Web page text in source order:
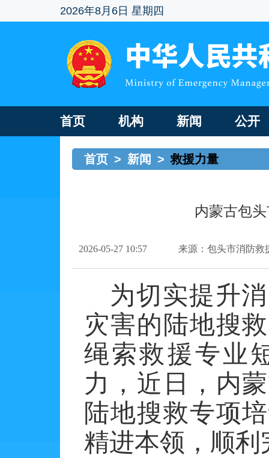
2026年8月6日 星期四
首页 机构 新闻 公开
首页 > 新闻 > 救援力量
内蒙古包
2026-05-27 10:57 来源：包头市消防救
为切实提升
灾害的陆地搜
绳索救援专业
力，近日，内
陆地搜救专项
精进本领，顺